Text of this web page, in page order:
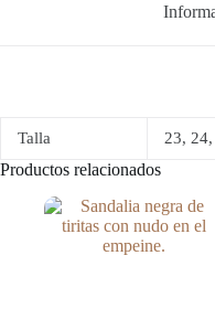
Talla 23,
Productos relacionados